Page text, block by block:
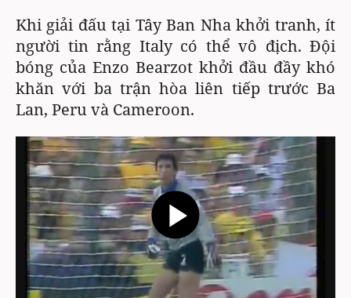
Khi giải đấu tại Tây Ban Nha khởi tranh, ít
người tin rằng Italy có thể vô địch. Đội
bóng của Enzo Bearzot khởi đầu đầy khó
khăn với ba trận hòa liên tiếp trước Ba
Lan, Peru và Cameroon.